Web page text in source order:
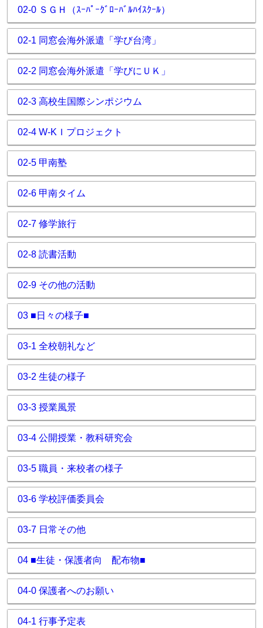
02-0 ＳＧＨ（ｽｰﾊﾟｰｸﾞﾛｰﾊﾞﾙﾊｲｽｸｰﾙ）
02-1 同窓会海外派遣「学び台湾」
02-2 同窓会海外派遣「学びにＵＫ」
02-3 高校生国際シンポジウム
02-4 W-KＩプロジェクト
02-5 甲南塾
02-6 甲南タイム
02-7 修学旅行
02-8 読書活動
02-9 その他の活動
03 ■日々の様子■
03-1 全校朝礼など
03-2 生徒の様子
03-3 授業風景
03-4 公開授業・教科研究会
03-5 職員・来校者の様子
03-6 学校評価委員会
03-7 日常その他
04 ■生徒・保護者向 配布物■
04-0 保護者へのお願い
04-1 行事予定表